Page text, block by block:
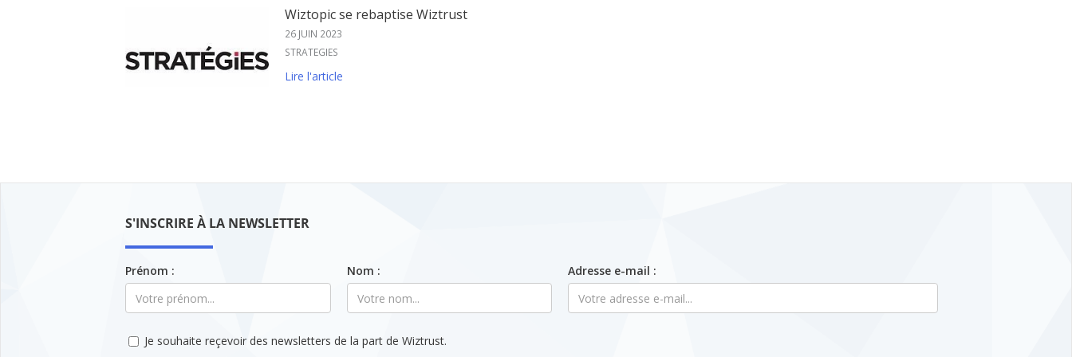
Wiztopic se rebaptise Wiztrust
26 JUIN 2023
STRATEGIES
Lire l'article
S'INSCRIRE À LA NEWSLETTER
Prénom : Nom : Adresse e-mail :
Je souhaite reçevoir des newsletters de la part de Wiztrust.